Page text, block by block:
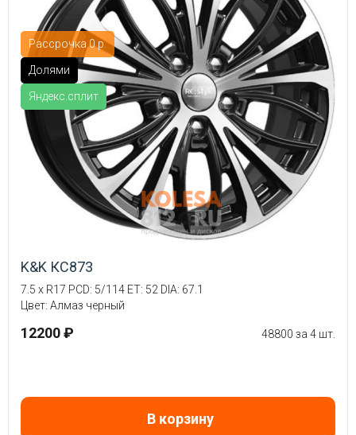
Рассрочка 0 р.
Долями
Яндекс.сплит
K&K КС873
7.5 x R17 PCD: 5/114 ET: 52 DIA: 67.1
Цвет: Алмаз черный
12200 ₽ 48800 за 4 шт.
В корзину